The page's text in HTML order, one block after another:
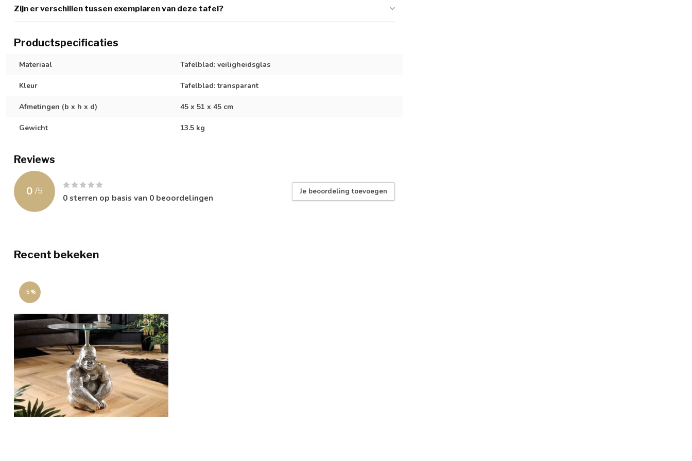
Zijn er verschillen tussen exemplaren van deze tafel?
Productspecificaties
Materiaal Tafelblad: veiligheidsglas
Kleur Tafelblad: transparant
Afmetingen (b x h x d) 45 x 51 x 45 cm
Gewicht 13.5 kg
Reviews
0 /5
0sterren op basis van 0 beoordelingen
Je beoordeling toevoegen
Recent bekeken
-5%